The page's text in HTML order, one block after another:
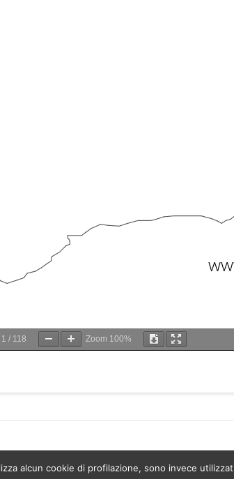
1 / 118 Zoom 100%
alcun cookie di profilazione, sono invece